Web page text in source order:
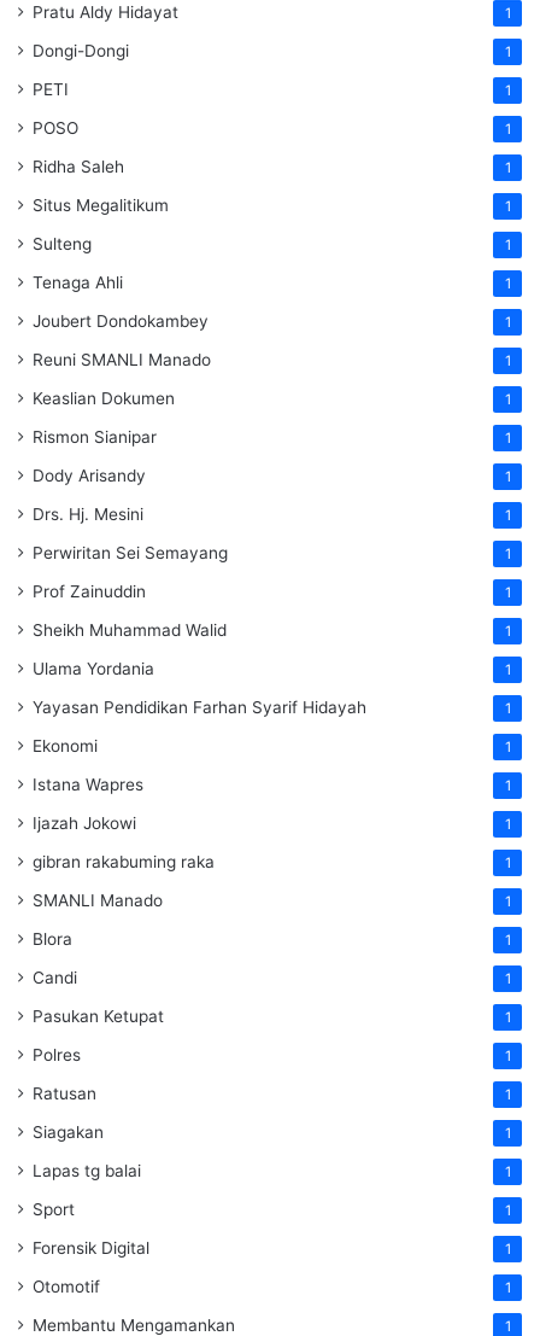
Pratu Aldy Hidayat 1
Dongi-Dongi 1
PETI 1
POSO 1
Ridha Saleh 1
Situs Megalitikum 1
Sulteng 1
Tenaga Ahli 1
Joubert Dondokambey 1
Reuni SMANLI Manado 1
Keaslian Dokumen 1
Rismon Sianipar 1
Dody Arisandy 1
Drs. Hj. Mesini 1
Perwiritan Sei Semayang 1
Prof Zainuddin 1
Sheikh Muhammad Walid 1
Ulama Yordania 1
Yayasan Pendidikan Farhan Syarif Hidayah 1
Ekonomi 1
Istana Wapres 1
Ijazah Jokowi 1
gibran rakabuming raka 1
SMANLI Manado 1
Blora 1
Candi 1
Pasukan Ketupat 1
Polres 1
Ratusan 1
Siagakan 1
Lapas tg balai 1
Sport 1
Forensik Digital 1
Otomotif 1
Membantu Mengamankan 1